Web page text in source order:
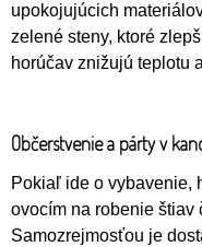
upokojujúcich
zelené steny, ktoré
horúčav znižujú teplotu
Občerstvenie a párty v
Pokiaľ ide o vybavenie,
ovocím na robenie štiav
Samozrejmosťou je